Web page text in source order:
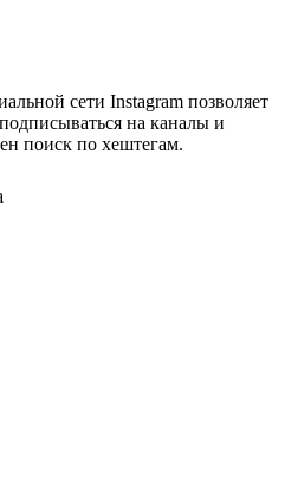
сети Instagram позволяет
на каналы и
поиск по хештегам.